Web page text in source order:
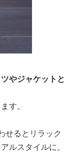
やジャケットと
す。
せるとリラック
ルスタイルに。